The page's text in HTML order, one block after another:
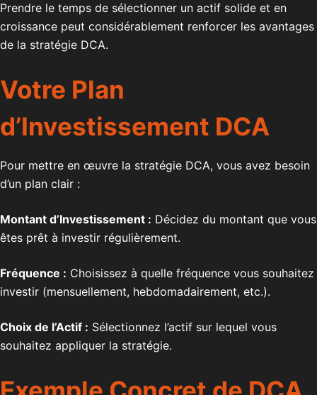
Prendre le temps de sélectionner un actif solide et en
croissance peut considérablement renforcer les avantages
de la stratégie DCA.
Votre Plan
d’Investissement DCA
Pour mettre en œuvre la stratégie DCA, vous avez besoin
d’un plan clair :
Montant d’Investissement : Décidez du montant que vous
êtes prêt à investir régulièrement.
Fréquence : Choisissez à quelle fréquence vous souhaitez
investir (mensuellement, hebdomadairement, etc.).
Choix de l’Actif : Sélectionnez l’actif sur lequel vous
souhaitez appliquer la stratégie.